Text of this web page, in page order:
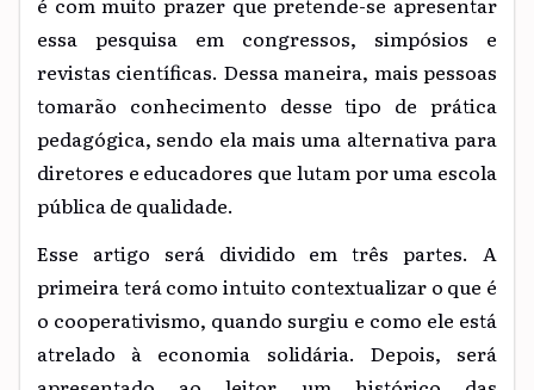
essa pesquisa em congressos, simpósios e
revistas científicas. Dessa maneira, mais pessoas
tomarão conhecimento desse tipo de prática
pedagógica, sendo ela mais uma alternativa para
diretores e educadores que lutam por uma escola
pública de qualidade.
Esse artigo será dividido em três partes. A
primeira terá como intuito contextualizar o que é
o cooperativismo, quando surgiu e como ele está
atrelado à economia solidária. Depois, será